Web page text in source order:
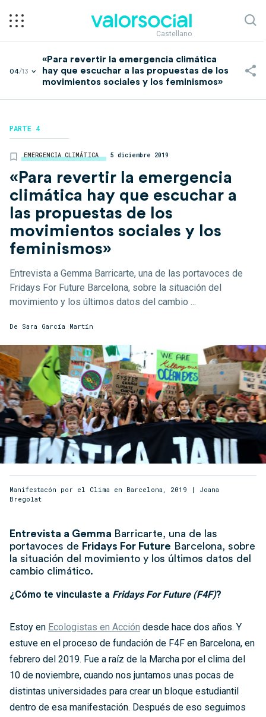
Castellano
04/13
«Para revertir la emergencia climática
hay que escuchar a las propuestas de los
movimientos sociales y los feminismos»
PARTE 4
EMERGENCIA CLIMÁTICA 5 diciembre 2019
«Para revertir la emergencia
climática hay que escuchar a
las propuestas de los
movimientos sociales y los
feminismos»
Entrevista a Gemma Barricarte, una de las portavoces de
Fridays For Future Barcelona, sobre la situación del
movimiento y los últimos datos del cambio ...
De Sara García Martín
Manifestacón por el Clima en Barcelona, 2019 | Joana
Bregolat
Entrevista a Gemma Barricarte, una de las
portavoces de Fridays For Future Barcelona, sobre
la situación del movimiento y los últimos datos del
cambio climático.
¿Cómo te vinculaste a Fridays For Future (F4F)?
Estoy en Ecologistas en Acción desde hace dos años. Y
estuve en el proceso de fundación de F4F en Barcelona, en
febrero del 2019. Fue a raíz de la Marcha por el clima del
10 de noviembre, cuando nos juntamos unas pocas de
distintas universidades para crear un bloque estudiantil
dentro de esa manifestación. Después de eso seguimos